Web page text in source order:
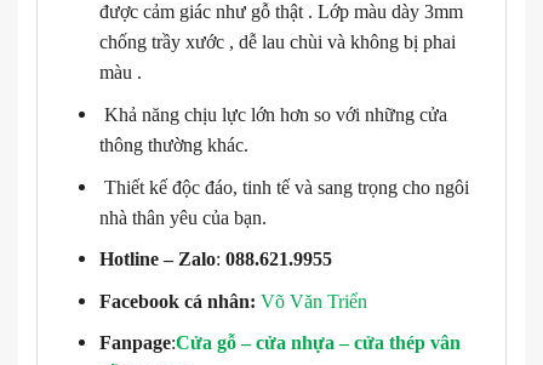
được cảm giác như gỗ thật . Lớp màu dày 3mm
chống trầy xước , dễ lau chùi và không bị phai
màu .
Khả năng chịu lực lớn hơn so với những cửa
thông thường khác.
Thiết kế độc đáo, tinh tế và sang trọng cho ngôi
nhà thân yêu của bạn.
Hotline – Zalo: 088.621.9955
Facebook cá nhân: Võ Văn Triển
Fanpage:Cửa gỗ – cửa nhựa – cửa thép vân